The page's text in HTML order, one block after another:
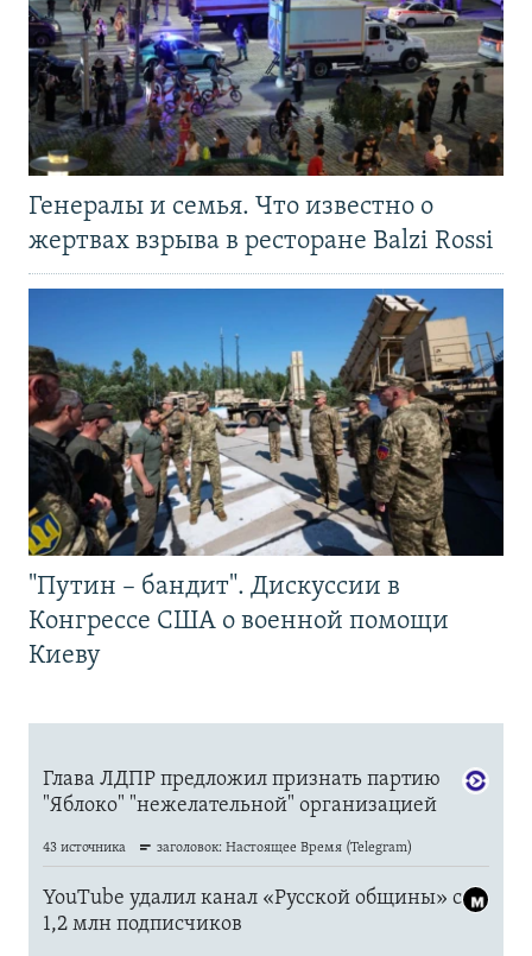
Генералы и семья. Что известно о
жертвах взрыва в ресторане Balzi Rossi
"Путин – бандит". Дискуссии в
Конгрессе США о военной помощи
Киеву